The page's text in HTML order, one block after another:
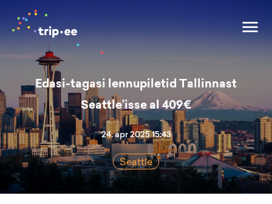
Edasi-tagasi lennupiletid Tallinnast
Seattle’isse al 409€
24. apr 2025 15:43
Seattle